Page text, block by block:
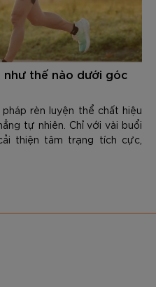
như thế nào dưới góc
rèn luyện thể chất hiệu
tự nhiên. Chỉ với vài buổi
thiện tâm trạng tích cực,
gia tăng khả năng chống
Chạy bộ giúp giảm stress